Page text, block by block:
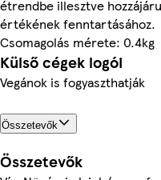
étrendbe illesztve
értékének fenntartásához.
Csomagolás mérete: 0.4kg
Külső cégek logói
Vegánok is fogyaszthatják
Összetevők
Összetevők